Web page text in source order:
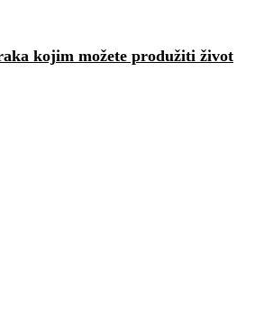
kojim možete produžiti život